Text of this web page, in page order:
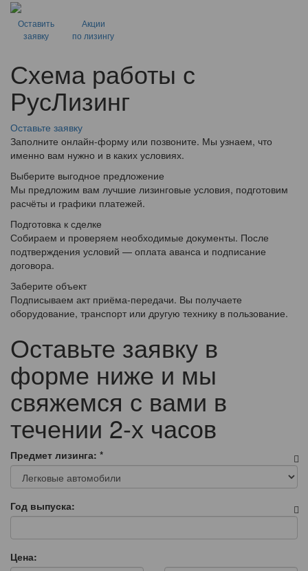
Оставить
заявку
Акции
по лизингу
Схема работы с
РусЛизинг
Оставьте заявку
Заполните онлайн-форму или позвоните. Мы узнаем, что
именно вам нужно и в каких условиях.
Выберите выгодное предложение
Мы предложим вам лучшие лизинговые условия, подготовим
расчёты и графики платежей.
Подготовка к сделке
Собираем и проверяем необходимые документы. После
подтверждения условий — оплата аванса и подписание
договора.
Заберите объект
Подписываем акт приёма-передачи. Вы получаете
оборудование, транспорт или другую технику в пользование.
Оставьте заявку в
форме ниже и мы
свяжемся с вами в
течении 2-х часов
Предмет лизинга: *
Год выпуска:
Цена: